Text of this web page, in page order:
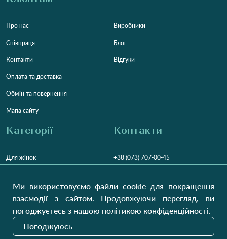
Про нас
Співпраця
Контакти
Оплата та доставка
Обмін та повернення
Мапа сайту
Виробники
Блог
Відгуки
Категорії
Для жінок
Для дітей
Домашній текстиль
Контакти
+38 (073) 707-00-45
+380 (99) 302-84-98
Замовити дзвінок
Пн-Пт9:00 - 16:00
НД Вихідний
Україна, Луцьк, 43000
Ми використовуємо файли cookie для покращення
взаємодії з сайтом. Продовжуючи перегляд, ви
погоджуєтесь з нашою політикою конфіденційності.
Погоджуюсь